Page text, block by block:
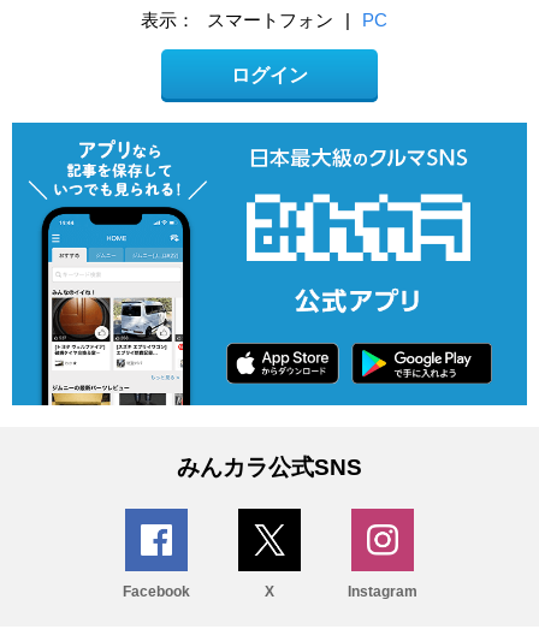
表示： スマートフォン | PC
ログイン
みんカラ公式SNS
Facebook X Instagram